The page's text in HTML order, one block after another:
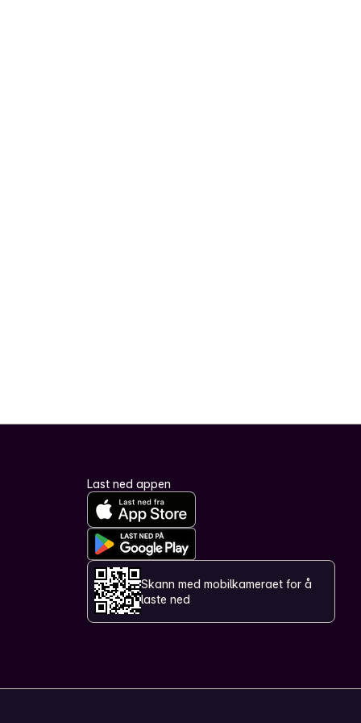
Last ned appen
Skann med mobilkameraet for å
laste ned